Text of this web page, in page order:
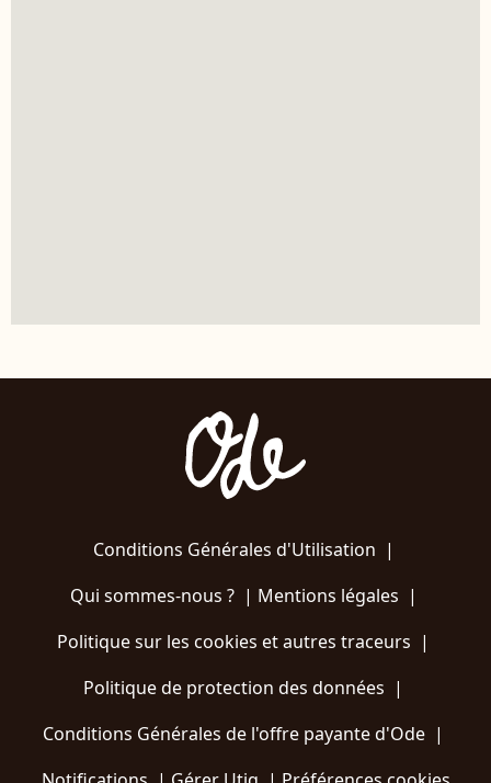
Conditions Générales d'Utilisation |
Qui sommes-nous ?| Mentions légales |
Politique sur les cookies et autres traceurs |
Politique de protection des données |
Conditions Générales de l'offre payante d'Ode |